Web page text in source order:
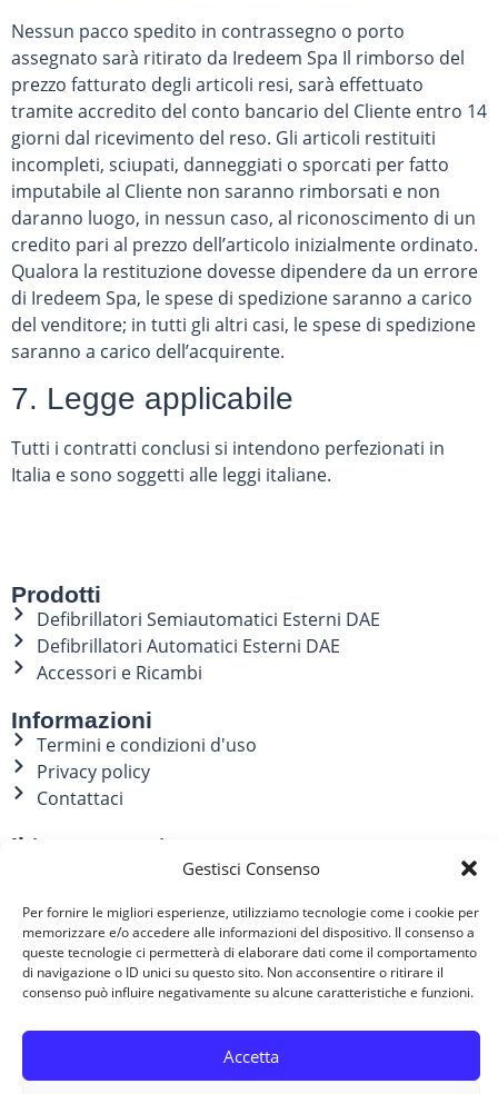
Gestisci Consenso
Per fornire le migliori esperienze, utilizziamo tecnologie come i cookie per
memorizzare e/o accedere alle informazioni del dispositivo. Il consenso a
queste tecnologie ci permetterà di elaborare dati come il comportamento
di navigazione o ID unici su questo sito. Non acconsentire o ritirare il
consenso può influire negativamente su alcune caratteristiche e funzioni.
Accetta
Nessun pacco spedito in contrassegno o porto
assegnato sarà ritirato da Iredeem Spa Il rimborso del
prezzo fatturato degli articoli resi, sarà effettuato
tramite accredito del conto bancario del Cliente entro 14
giorni dal ricevimento del reso. Gli articoli restituiti
incompleti, sciupati, danneggiati o sporcati per fatto
imputabile al Cliente non saranno rimborsati e non
daranno luogo, in nessun caso, al riconoscimento di un
credito pari al prezzo dell’articolo inizialmente ordinato.
Qualora la restituzione dovesse dipendere da un errore
di Iredeem Spa, le spese di spedizione saranno a carico
del venditore; in tutti gli altri casi, le spese di spedizione
saranno a carico dell’acquirente.
7. Legge applicabile
Tutti i contratti conclusi si intendono perfezionati in
Italia e sono soggetti alle leggi italiane.
Prodotti
Defibrillatori Semiautomatici Esterni DAE
Defibrillatori Automatici Esterni DAE
Accessori e Ricambi
Informazioni
Termini e condizioni d'uso
Privacy policy
Contattaci
Il tuo account
Storico ordini
Contatti
051 0935879